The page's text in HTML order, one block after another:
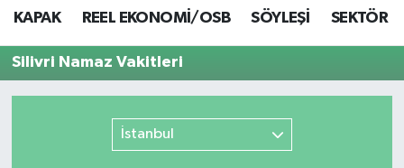
KAPAK REEL EKONOMİ/OSB SÖYLEŞİ SEKTÖR
Silivri Namaz Vakitleri
İstanbul
DESTEK-TEŞVİK